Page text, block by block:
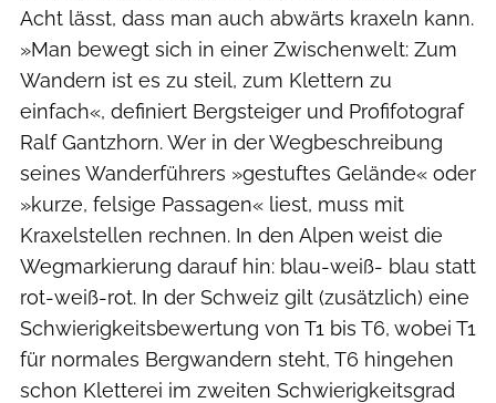
Acht lässt, dass man auch abwärts kraxeln kann.
»Man bewegt sich in einer Zwischenwelt: Zum
Wandern ist es zu steil, zum Klettern zu
einfach«, definiert Bergsteiger und Profifotograf
Ralf Gantzhorn. Wer in der Wegbeschreibung
seines Wanderführers »gestuftes Gelände« oder
»kurze, felsige Passagen« liest, muss mit
Kraxelstellen rechnen. In den Alpen weist die
Wegmarkierung darauf hin: blau-weiß- blau statt
rot-weiß-rot. In der Schweiz gilt (zusätzlich) eine
Schwierigkeitsbewertung von T1 bis T6, wobei T1
für normales Bergwandern steht, T6 hingehen
schon Kletterei im zweiten Schwierigkeitsgrad